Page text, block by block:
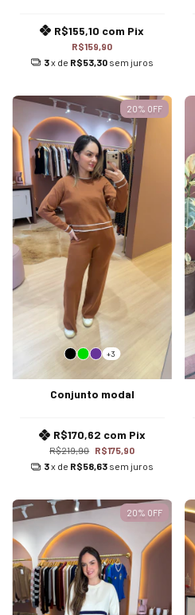
R$159,90
R$155,10 com Pix
3x de R$53,30 sem juros
20% OFF
+3
Conjunto modal
R$219,90 R$175,90
R$170,62 com Pix
3x de R$58,63 sem juros
20% OFF